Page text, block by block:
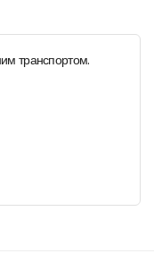
транспортом.